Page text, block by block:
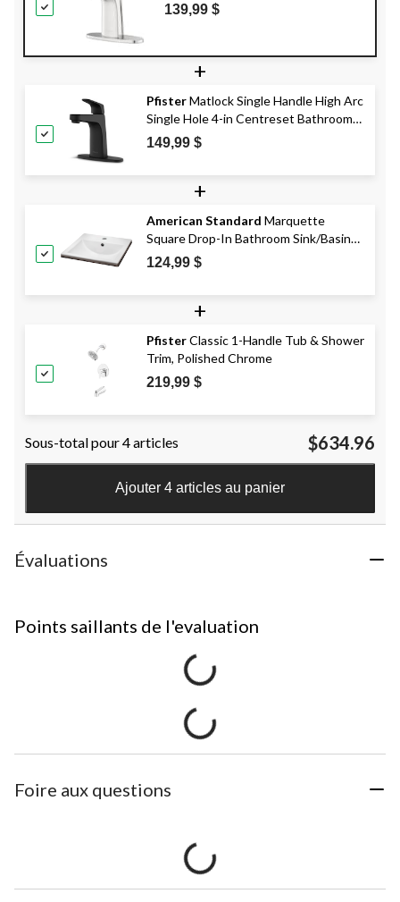
139,99 $
+
PfisterMatlock Single Handle High Arc
Single Hole 4-in Centreset Bathroom
Sink Faucet, Push & Seal™ Drain, Matte
Black
149,99 $
+
American Standard Marquette
Square Drop-In Bathroom Sink/Basin
with Overflow, White, 16x16-in
124,99 $
+
PfisterClassic 1-Handle Tub & Shower
Trim, Polished Chrome
219,99 $
Sous-total pour 4 articles $634.96
Ajouter 4 articles au panier
Évaluations
Points saillants de l'evaluation
Foire aux questions